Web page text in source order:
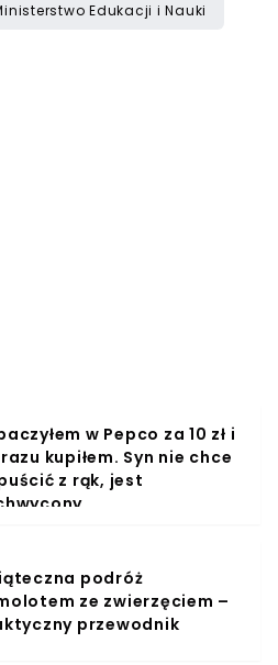
Edukacji i Nauki
w Pepco za 10 zł i
kupiłem. Syn nie chce
z rąk, jest
podróż
ze zwierzęciem –
przewodnik